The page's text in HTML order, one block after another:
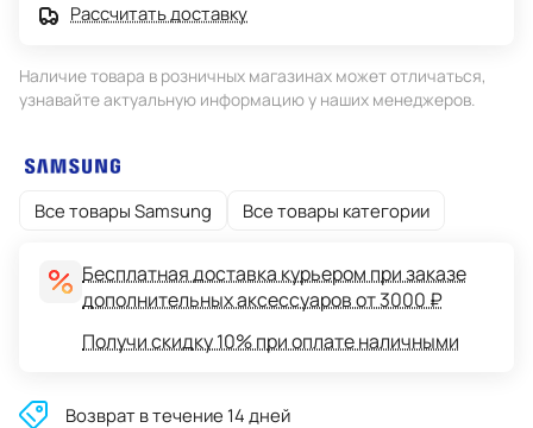
Рассчитать доставку
Наличие товара в розничных магазинах может отличаться,
узнавайте актуальную информацию у наших менеджеров.
Все товары Samsung Все товары категории
Бесплатная доставка курьером при заказе
дополнительных аксессуаров от 3000 ₽
Получи скидку 10% при оплате наличными
Возврат в течение 14 дней